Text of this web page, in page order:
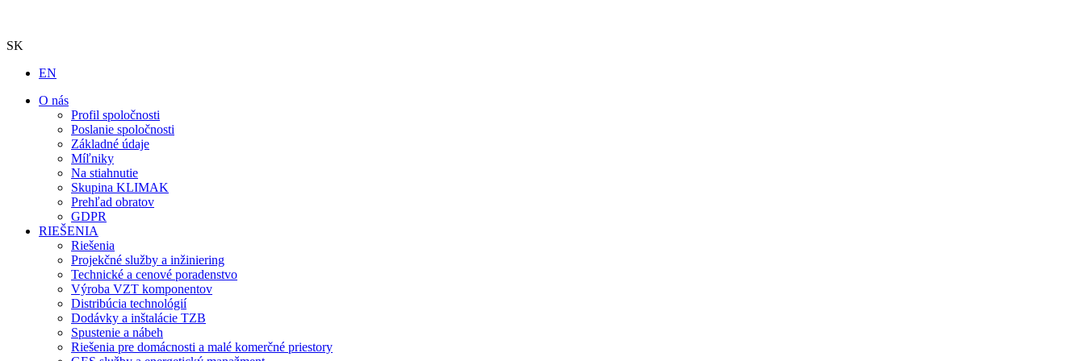
SK
EN
O nás
Profil spoločnosti
Poslanie spoločnosti
Základné údaje
Míľniky
Na stiahnutie
Skupina KLIMAK
Prehľad obratov
GDPR
RIEŠENIA
Riešenia
Projekčné služby a inžiniering
Technické a cenové poradenstvo
Výroba VZT komponentov
Distribúcia technológií
Dodávky a inštalácie TZB
Spustenie a nábeh
Riešenia pre domácnosti a malé komerčné priestory